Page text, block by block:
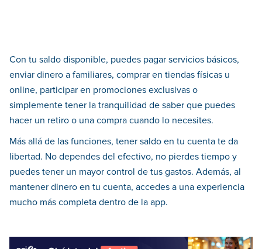
Con tu saldo disponible, puedes pagar servicios básicos,
enviar dinero a familiares, comprar en tiendas físicas u
online, participar en promociones exclusivas o
simplemente tener la tranquilidad de saber que puedes
hacer un retiro o una compra cuando lo necesites.
Más allá de las funciones, tener saldo en tu cuenta te da
libertad. No dependes del efectivo, no pierdes tiempo y
puedes tener un mayor control de tus gastos. Además, al
mantener dinero en tu cuenta, accedes a una experiencia
mucho más completa dentro de la app.